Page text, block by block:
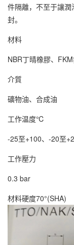
件隔離，不至于讓
封。
材料
NBR丁晴橡膠、
介質
礦物油、合成油
工作温度℃
-25至+100、-20至
工作壓力
0.3 bar
材料硬度70°(SHA)